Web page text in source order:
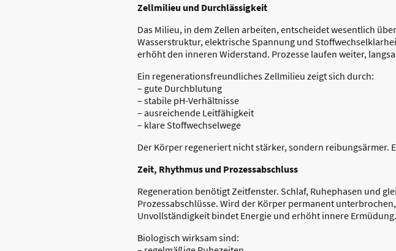
Zellmilieu und Durchlässigkeit
Das Milieu, in dem Zellen arbeiten, entscheidet wesentlich
Wasserstruktur, elektrische Spannung und
erhöht den inneren Widerstand. Prozesse laufen weiter,
Ein regenerationsfreundliches Zellmilieu zeigt sich durch:
– gute Durchblutung
– stabile pH-Verhältnisse
– ausreichende Leitfähigkeit
– klare Stoffwechselwege
Der Körper regeneriert nicht stärker, sondern reibungsärmer.
Zeit, Rhythmus und Prozessabschluss
Regeneration benötigt Zeitfenster. Schlaf, Ruhephasen und
Prozessabschlüsse. Wird der Körper permanent
Unvollständigkeit bindet Energie und erhöht innere Ermüdung.
Biologisch wirksam sind: